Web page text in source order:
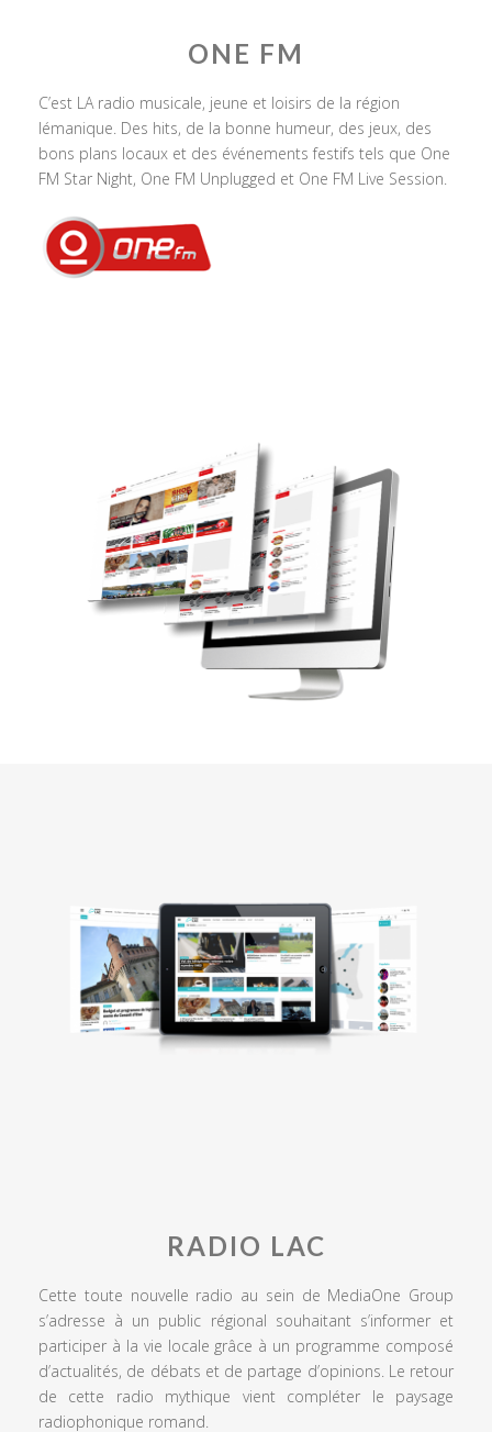
ONE FM
C’est LA radio musicale, jeune et loisirs de la région
lémanique. Des hits, de la bonne humeur, des jeux, des
bons plans locaux et des événements festifs tels que One
FM Star Night, One FM Unplugged et One FM Live Session.
RADIO LAC
Cette toute nouvelle radio au sein de MediaOne Group
s’adresse à un public régional souhaitant s’informer et
participer à la vie locale grâce à un programme composé
d’actualités, de débats et de partage d’opinions. Le retour
de cette radio mythique vient compléter le paysage
radiophonique romand.